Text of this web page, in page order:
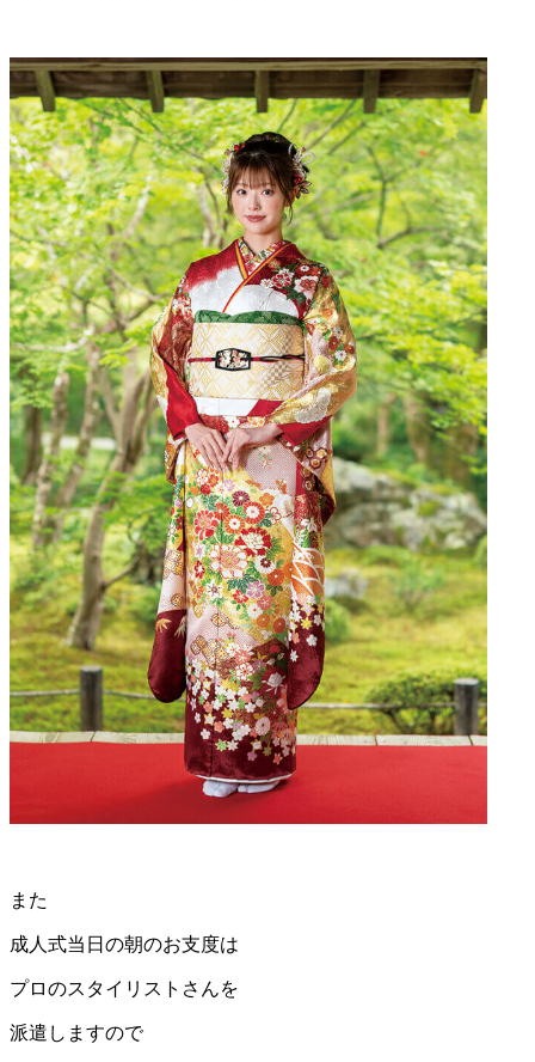
また
成人式当日の朝のお支度は
プロのスタイリストさんを
派遣しますので